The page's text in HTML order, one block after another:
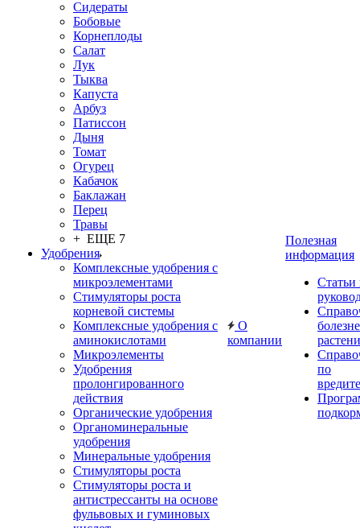
Сидераты
Бобовые
Корнеплоды
Салат
Лук
Тыква
Капуста
Арбуз
Патиссон
Дыня
Томат
Огурец
Кабачок
Баклажан
Перец
Травы
+ ЕЩЕ 7
Удобрения
Комплексные удобрения с
микроэлементами
Стимуляторы роста
корневой системы
Комплексные удобрения с
аминокислотами
Микроэлементы
Удобрения
пролонгированного
действия
Органические удобрения
Органоминеральные
удобрения
Минеральные удобрения
Стимуляторы роста
Стимуляторы роста и
антистрессанты на основе
фульвовых и гуминовых
О
компании
Полезная
информация
Статьи
по